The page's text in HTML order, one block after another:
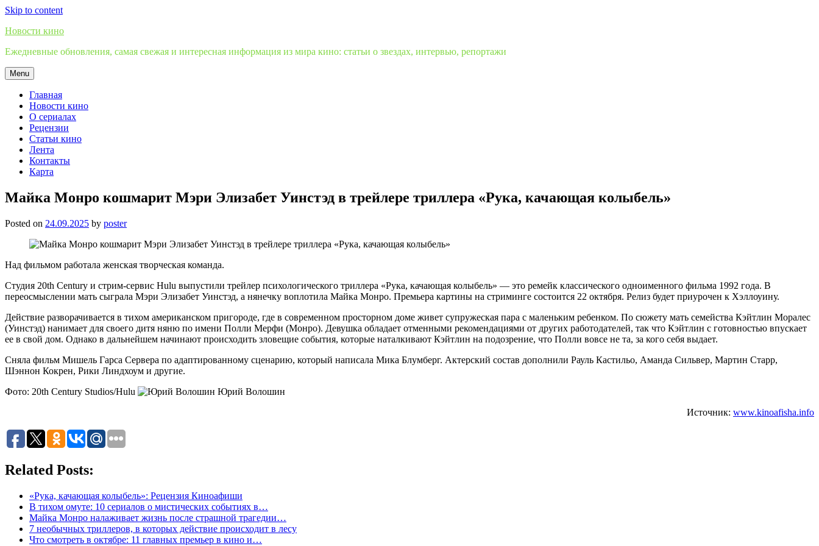
Skip to content
Новости кино
Ежедневные обновления, самая свежая и интересная информация из мира кино: статьи о звездах, интервью, репортажи
Menu
Главная
Новости кино
О сериалах
Рецензии
Статьи кино
Лента
Контакты
Карта
Майка Монро кошмарит Мэри Элизабет Уинстэд в трейлере триллера «Рука, качающая колыбель»
Posted on 24.09.2025 by poster
Над фильмом работала женская творческая команда.
Студия 20th Century и стрим-сервис Hulu выпустили трейлер психологического триллера «Рука, качающая колыбель» — это ремейк классического одноименного фильма 1992 года. В
переосмыслении мать сыграла Мэри Элизабет Уинстэд, а нянечку воплотила Майка Монро. Премьера картины на стриминге состоится 22 октября. Релиз будет приурочен к Хэллоуину.
Действие разворачивается в тихом американском пригороде, где в современном просторном доме живет супружеская пара с маленьким ребенком. По сюжету мать семейства Кэйтлин Моралес
(Уинстэд) нанимает для своего дитя няню по имени Полли Мерфи (Монро). Девушка обладает отменными рекомендациями от других работодателей, так что Кэйтлин с готовностью впускает
ее в свой дом. Однако в дальнейшем начинают происходить зловещие события, которые наталкивают Кэйтлин на подозрение, что Полли вовсе не та, за кого себя выдает.
Сняла фильм Мишель Гарса Сервера по адаптированному сценарию, который написала Мика Блумберг. Актерский состав дополнили Рауль Кастильо, Аманда Сильвер, Мартин Старр,
Шэннон Кокрен, Рики Линдхоум и другие.
Фото: 20th Century Studios/Hulu
Юрий Волошин
Источник: www.kinoafisha.info
Related Posts:
«Рука, качающая колыбель»: Рецензия Киноафиши
В тихом омуте: 10 сериалов о мистических событиях в…
Майка Монро налаживает жизнь после страшной трагедии…
7 необычных триллеров, в которых действие происходит в лесу
Что смотреть в октябре: 11 главных премьер в кино и…